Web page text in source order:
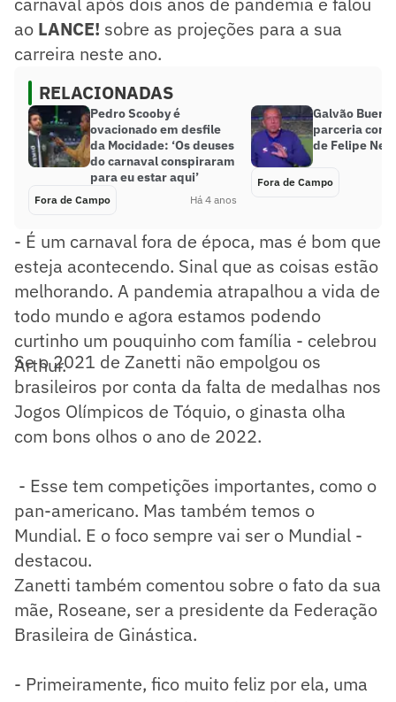
ao LANCE! sobre as projeções para a sua
carreira neste ano.
RELACIONADAS
Pedro Scooby é
ovacionado em desfile
da Mocidade: ‘Os deuses
do carnaval conspiraram
para eu estar aqui’
Fora de Campo Há 4 anos
Galvão Bueno
parceria com
de Felipe
Fora de Campo
- É um carnaval fora de época, mas é bom que
esteja acontecendo. Sinal que as coisas estão
melhorando. A pandemia atrapalhou a vida de
todo mundo e agora estamos podendo
curtinho um pouquinho com família - celebrou
Arthur.
Se o 2021 de Zanetti não empolgou os
brasileiros por conta da falta de medalhas nos
Jogos Olímpicos de Tóquio, o ginasta olha
com bons olhos o ano de 2022.
- Esse tem competições importantes, como o
pan-americano. Mas também temos o
Mundial. E o foco sempre vai ser o Mundial -
destacou.
Zanetti também comentou sobre o fato da sua
mãe, Roseane, ser a presidente da Federação
Brasileira de Ginástica.
- Primeiramente, fico muito feliz por ela, uma